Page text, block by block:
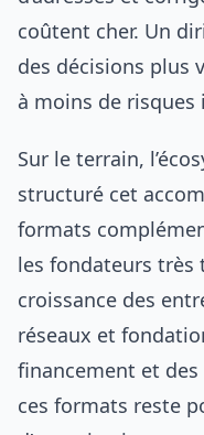
coûtent cher. Un
des décisions plus
à moins de risques
Sur le terrain,
structuré cet
formats
les fondateurs très
croissance des
réseaux et
financement et
ces formats reste